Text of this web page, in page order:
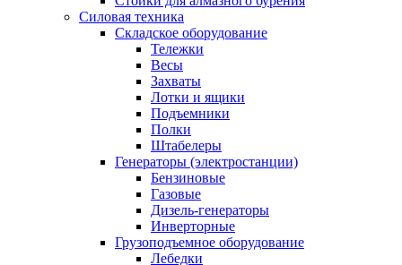
Силовая техника
Складское оборудование
Тележки
Весы
Захваты
Лотки и ящики
Подъемники
Полки
Штабелеры
Генераторы (электростанции)
Бензиновые
Газовые
Дизель-генераторы
Инверторные
Грузоподъемное оборудование
Лебедки